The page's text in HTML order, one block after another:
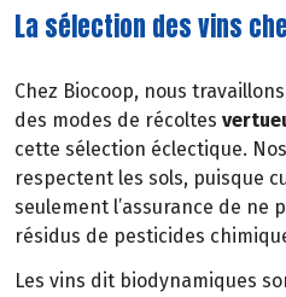
La sélection des vins
Chez Biocoop, nous
des modes de récoltes
cette sélection éclectique.
respectent les sols, puisque
seulement l’assurance de ne
résidus de pesticides
Les vins dit biodynamiques